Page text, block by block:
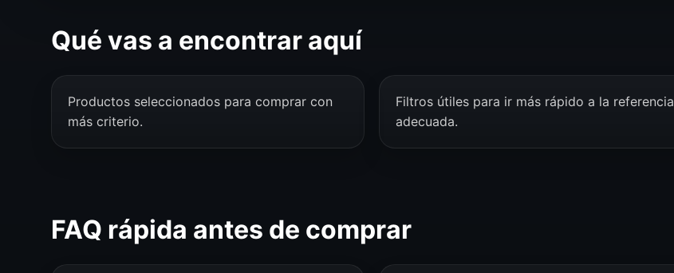
Qué vas a encontrar aquí
Productos seleccionados para comprar con
más criterio.
Filtros útiles para ir más rápido a la referencia
adecuada.
FAQ rápida antes de comprar